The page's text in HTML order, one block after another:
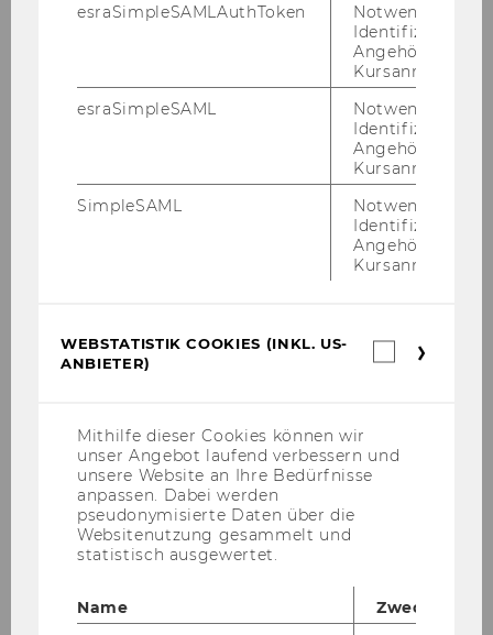
ZUM ENDBERICHT
Kontakt
Olivia Rauscher
esraSimpleSAMLAuthToken
Notwendig zur
Identifizierung
Angehörige/r für
Kursanmeldung.
esraSimpleSAML
Notwendig zur
Identifizierung
Angehörige/r für
Kursanmeldung.
SimpleSAML
Notwendig zur
Identifizierung
Angehörige/r für
Kursanmeldung.
WEBSTATISTIK COOKIES (INKL. US-
ANBIETER)
Mithilfe dieser Cookies können wir
unser Angebot laufend verbessern und
unsere Website an Ihre Bedürfnisse
anpassen. Dabei werden
pseudonymisierte Daten über die
Websitenutzung gesammelt und
statistisch ausgewertet.
Name
Zweck